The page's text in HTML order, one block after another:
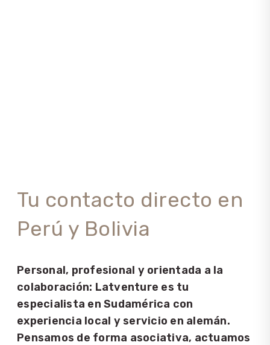
Tu contacto directo en
Perú y Bolivia
Personal, profesional y orientada a la
colaboración: Latventure es tu
especialista en Sudamérica con
experiencia local y servicio en alemán.
Pensamos de forma asociativa, actuamos